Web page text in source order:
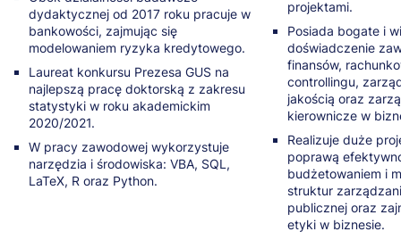
dydaktycznej od 2017 roku pracuje w
bankowości, zajmując się
modelowaniem ryzyka kredytowego.
Laureat konkursu Prezesa GUS na
najlepszą pracę doktorską z zakresu
statystyki w roku akademickim
2020/2021.
W pracy zawodowej wykorzystuje
narzędzia i środowiska: VBA, SQL,
LaTeX, R oraz Python.
projektami.
Posiada bogate i
doświadczenie
finansów,
controllingu,
jakością oraz
kierownicze w
Realizuje duże
poprawą
budżetowaniem i
struktur
publicznej oraz
etyki w biznesie.